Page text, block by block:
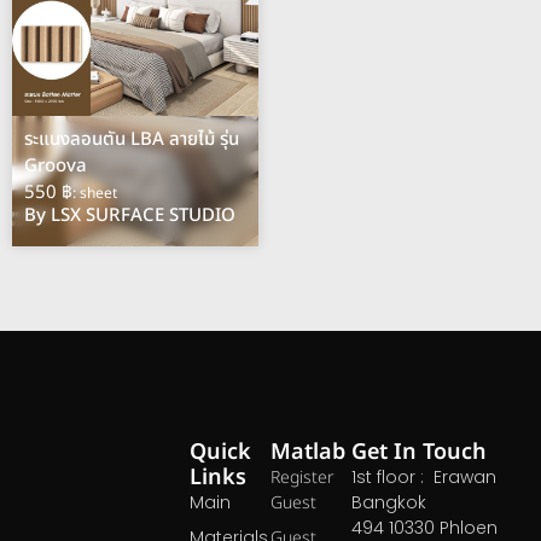
ระแนงลอนตัน LBA ลายไม้ รุ่น
Groova
550 ฿: sheet
By LSX SURFACE STUDIO
Matlab
Register
Guest
Quick
Links
Main
Get In Touch
1st floor : Erawan
Bangkok
494 10330 Phloen